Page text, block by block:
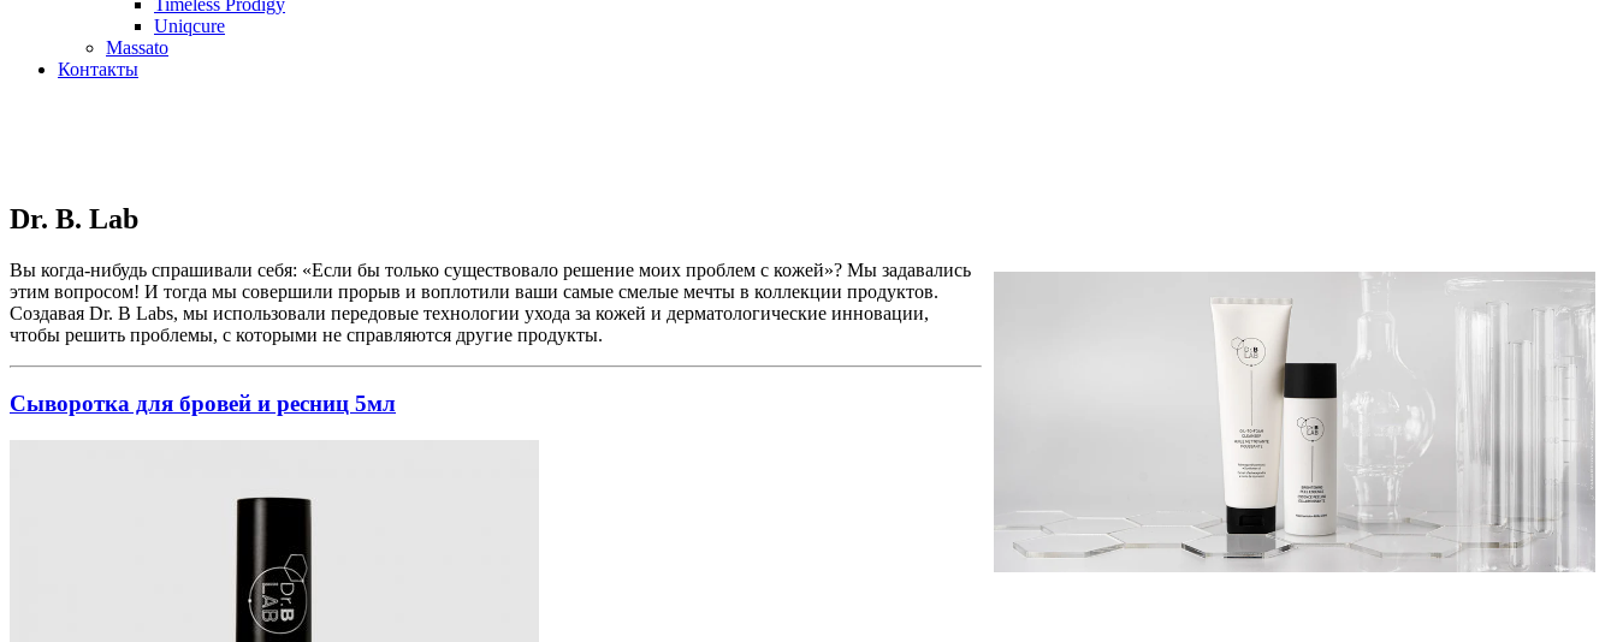
Timeless Prodigy
Uniqcure
Massato
Контакты
Dr. B. Lab
Вы когда-нибудь спрашивали себя: «Если бы только существовало решение моих проблем с кожей»? Мы задавались
этим вопросом! И тогда мы совершили прорыв и воплотили ваши самые смелые мечты в коллекции продуктов.
Создавая Dr. B Labs, мы использовали передовые технологии ухода за кожей и дерматологические инновации,
чтобы решить проблемы, с которыми не справляются другие продукты.
Сыворотка для бровей и ресниц 5мл